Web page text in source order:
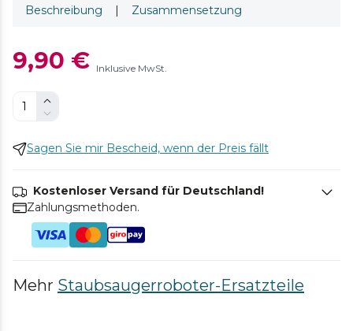
Beschreibung Zusammensetzung
9,90 € Inklusive MwSt.
Sagen Sie mir Bescheid, wenn der Preis fällt
Kostenloser Versand für Deutschland!
Zahlungsmethoden.
Mehr Staubsaugerroboter-Ersatzteile